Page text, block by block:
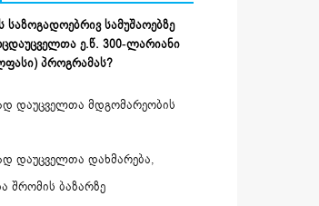
საზოგადოებრივ სამუშაოებზე
ე.წ. 300-ლარიანი
პროგრამას?
დაუცველთა მდგომარეობის
დაუცველთა დახმარება,
შრომის ბაზარზე